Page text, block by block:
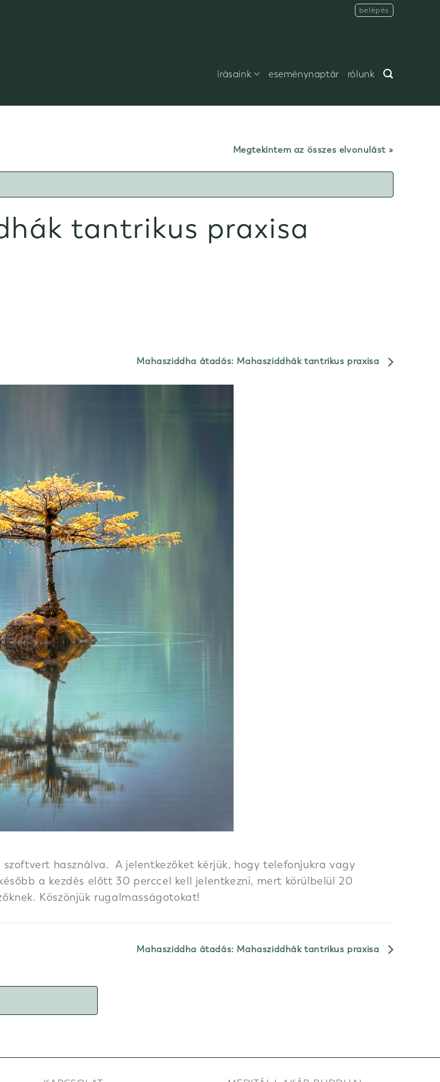
belépés
írásaink eseménynaptár rólunk
Megtekintem az összes elvonulást
tantrikus praxisa
Mahasziddha átadás: Mahasziddhák tantrikus praxisa
használva. A jelentkezőket kérjük, hogy telefonjukra vagy
a kezdés előtt 30 perccel kell jelentkezni, mert körülbelül 20
Köszönjük rugalmasságotokat!
Mahasziddha átadás: Mahasziddhák tantrikus praxisa